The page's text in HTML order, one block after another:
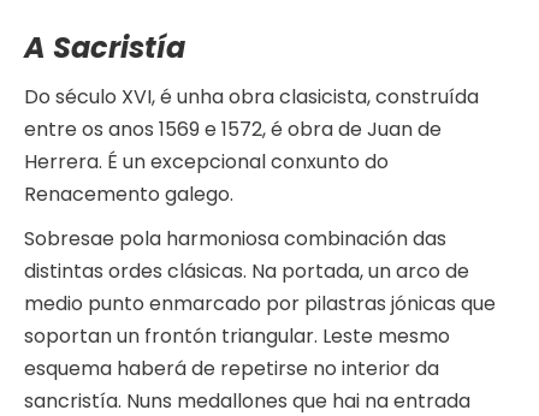
A Sacristía
Do século XVI, é unha obra clasicista, construída
entre os anos 1569 e 1572, é obra de Juan de
Herrera. É un excepcional conxunto do
Renacemento galego.
Sobresae pola harmoniosa combinación das
distintas ordes clásicas. Na portada, un arco de
medio punto enmarcado por pilastras jónicas que
soportan un frontón triangular. Leste mesmo
esquema haberá de repetirse no interior da
sancristía. Nuns medallones que hai na entrada